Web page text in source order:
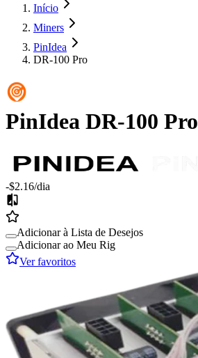
Início
Miners
PinIdea
DR-100 Pro
PinIdea DR-100 Pro
-$2.16/dia
Adicionar à Lista de Desejos
Adicionar ao Meu Rig
Ver favoritos